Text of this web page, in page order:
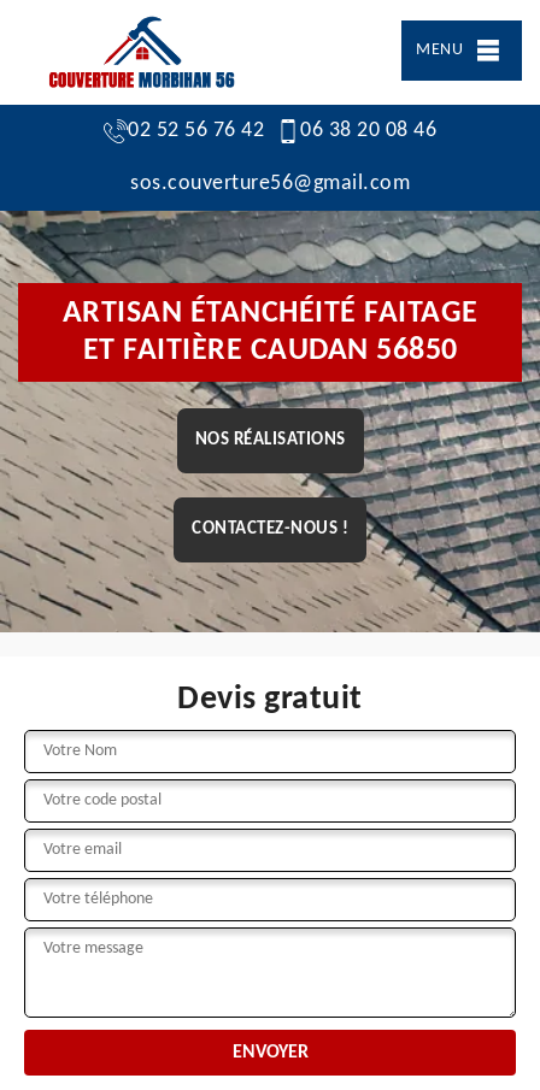
MENU
02 52 56 76 42 06 38 20 08 46
sos.couverture56@gmail.com
ARTISAN ÉTANCHÉITÉ FAITAGE
ET FAITIÈRE CAUDAN 56850
NOS RÉALISATIONS
CONTACTEZ-NOUS !
Devis gratuit